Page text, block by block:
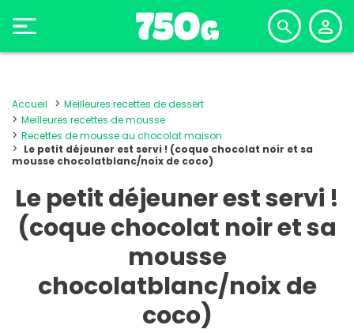
Accueil
Meilleures recettes de dessert
Meilleures recettes de mousse
Recettes de mousse au chocolat maison
Le petit déjeuner est servi ! (coque chocolat noir et sa
mousse chocolatblanc/noix de coco)
Le petit déjeuner est servi !
(coque chocolat noir et sa
mousse
chocolatblanc/noix de
coco)